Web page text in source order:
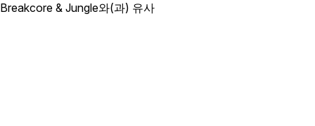
Breakcore & Jungle와(과) 유사